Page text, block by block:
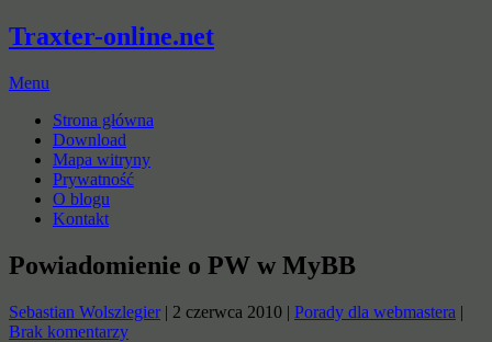
Traxter-online.net
Menu
Strona główna
Download
Mapa witryny
Prywatność
O blogu
Kontakt
Powiadomienie o PW w MyBB
Sebastian Wolszlegier| 2 czerwca 2010 | Porady dla webmastera |
Brak komentarzy